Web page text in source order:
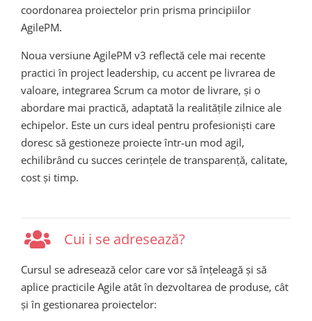
coordonarea proiectelor prin prisma principiilor
AgilePM.
Noua versiune AgilePM v3 reflectă cele mai recente
practici în project leadership, cu accent pe livrarea de
valoare, integrarea Scrum ca motor de livrare, și o
abordare mai practică, adaptată la realitățile zilnice ale
echipelor. Este un curs ideal pentru profesioniști care
doresc să gestioneze proiecte într-un mod agil,
echilibrând cu succes cerințele de transparență, calitate,
cost și timp.
Cui i se adresează?
Cursul se adresează celor care vor să înțeleagă și să
aplice practicile Agile atât în dezvoltarea de produse, cât
și în gestionarea proiectelor: